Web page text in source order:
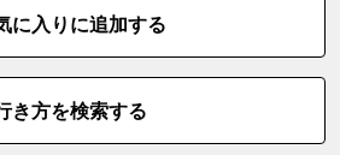
に入りに追加する
き方を検索する